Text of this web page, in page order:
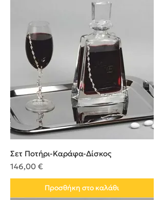
Σετ Ποτήρι-Καράφα-Δίσκος
Τιμή
146,00 €
Προσθήκη στο καλάθι